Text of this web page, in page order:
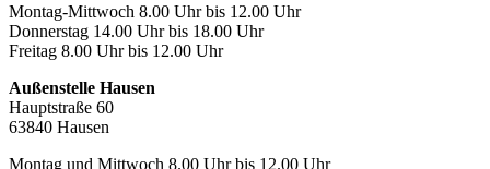
Montag-Mittwoch 8.00 Uhr bis 12.00 Uhr
Donnerstag 14.00 Uhr bis 18.00 Uhr
Freitag 8.00 Uhr bis 12.00 Uhr
Außenstelle Hausen
Hauptstraße 60
63840 Hausen
Montag und Mittwoch 8.00 Uhr bis 12.00 Uhr